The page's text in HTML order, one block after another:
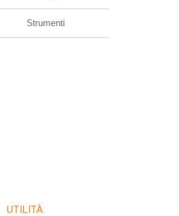
Strumenti
UTILITÀ: